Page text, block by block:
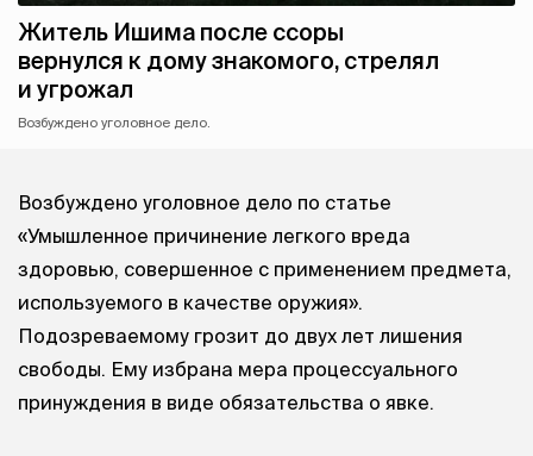
Житель Ишима после ссоры
вернулся к дому знакомого, стрелял
и угрожал
Возбуждено уголовное дело.
Возбуждено уголовное дело по статье
«Умышленное причинение легкого вреда
здоровью, совершенное с применением предмета,
используемого в качестве оружия».
Подозреваемому грозит до двух лет лишения
свободы. Ему избрана мера процессуального
принуждения в виде обязательства о явке.